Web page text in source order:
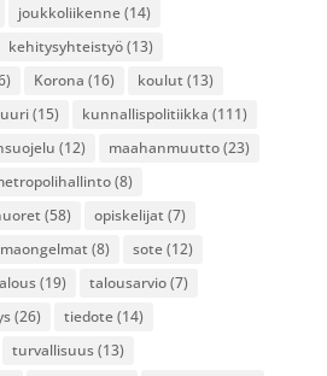
joukkoliikenne(14)
kehitysyhteistyö(13)
Korona (16) koulut (13)
(15) kunnallispolitiikka (111)
(12) maahanmuutto(23)
(8)
(58) opiskelijat (7)
(8) sote(12)
(19) talousarvio(7)
(26) tiedote(14)
turvallisuus(13)